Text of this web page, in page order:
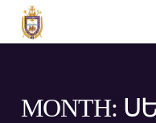
MONTH: